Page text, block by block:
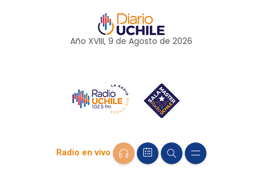
Año XVIII, 9 de Agosto de 2026
Radio en vivo